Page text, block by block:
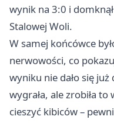
wynik na 3:0 i
Stalowej Woli.
W samej końcówce
nerwowości, co
wyniku nie dało się
wygrała, ale zrobiła
cieszyć kibiców –